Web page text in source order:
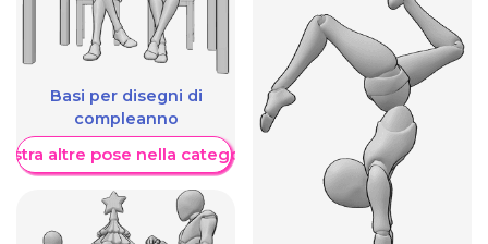
Basi per disegni di
compleanno
altre pose nella categoria